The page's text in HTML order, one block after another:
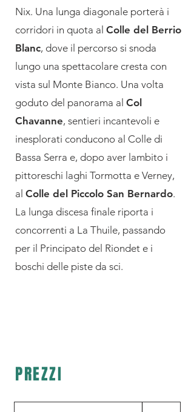
Nix. Una lunga diagonale porterà i
corridori in quota al Colle del Berrio
Blanc, dove il percorso si snoda
lungo una spettacolare cresta con
vista sul Monte Bianco. Una volta
goduto del panorama al Col
Chavanne, sentieri incantevoli e
inesplorati conducono al Colle di
Bassa Serra e, dopo aver lambito i
pittoreschi laghi Tormotta e Verney,
al Colle del Piccolo San Bernardo.
La lunga discesa finale riporta i
concorrenti a La Thuile, passando
per il Principato del Riondet e i
boschi delle piste da sci.
PREZZI